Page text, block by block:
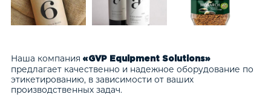
Наша компания «GVP Equipment Solutions»
предлагает качественно и надежное оборудование по
этикетированию, в зависимости от ваших
производственных задач.